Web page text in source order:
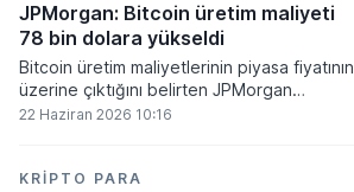
JPMorgan: Bitcoin üretim maliyeti
78 bin dolara yükseldi
Bitcoin üretim maliyetlerinin piyasa fiyatının
üzerine çıktığını belirten JPMorgan
analistleri, madencilik sektöründeki kârlılık
22 Haziran 2026 10:16
KRIPTO PARA